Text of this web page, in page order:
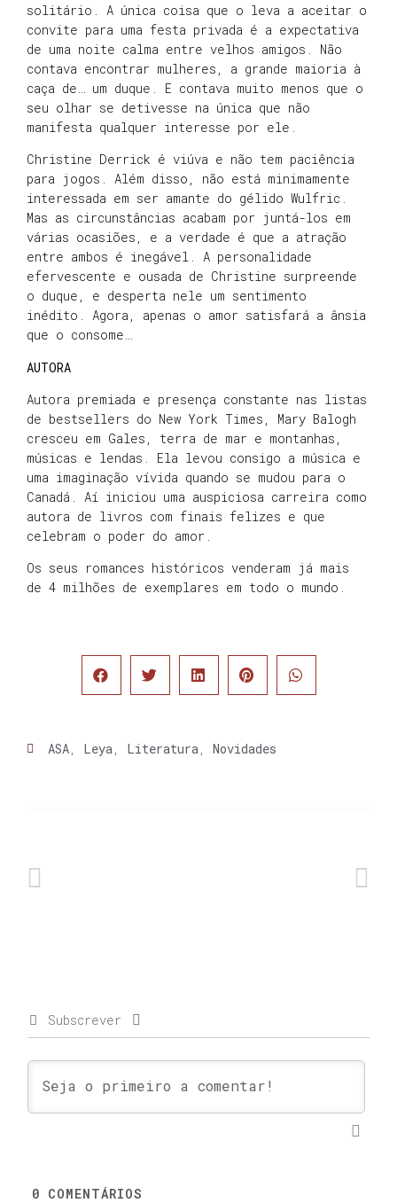
solitário. A única coisa que o leva a aceitar o
convite para uma festa privada é a expectativa
de uma noite calma entre velhos amigos. Não
contava encontrar mulheres, a grande maioria à
caça de… um duque. E contava muito menos que o
seu olhar se detivesse na única que não
manifesta qualquer interesse por ele.
Christine Derrick é viúva e não tem paciência
para jogos. Além disso, não está minimamente
interessada em ser amante do gélido Wulfric.
Mas as circunstâncias acabam por juntá-los em
várias ocasiões, e a verdade é que a atração
entre ambos é inegável. A personalidade
efervescente e ousada de Christine surpreende
o duque, e desperta nele um sentimento
inédito. Agora, apenas o amor satisfará a ânsia
que o consome…
AUTORA
Autora premiada e presença constante nas listas
de bestsellers do New York Times, Mary Balogh
cresceu em Gales, terra de mar e montanhas,
músicas e lendas. Ela levou consigo a música e
uma imaginação vívida quando se mudou para o
Canadá. Aí iniciou uma auspiciosa carreira como
autora de livros com finais felizes e que
celebram o poder do amor.
Os seus romances históricos venderam já mais
de 4 milhões de exemplares em todo o mundo.
ASA Leya Literatura Novidades
Subscrever
0 COMENTÁRIOS